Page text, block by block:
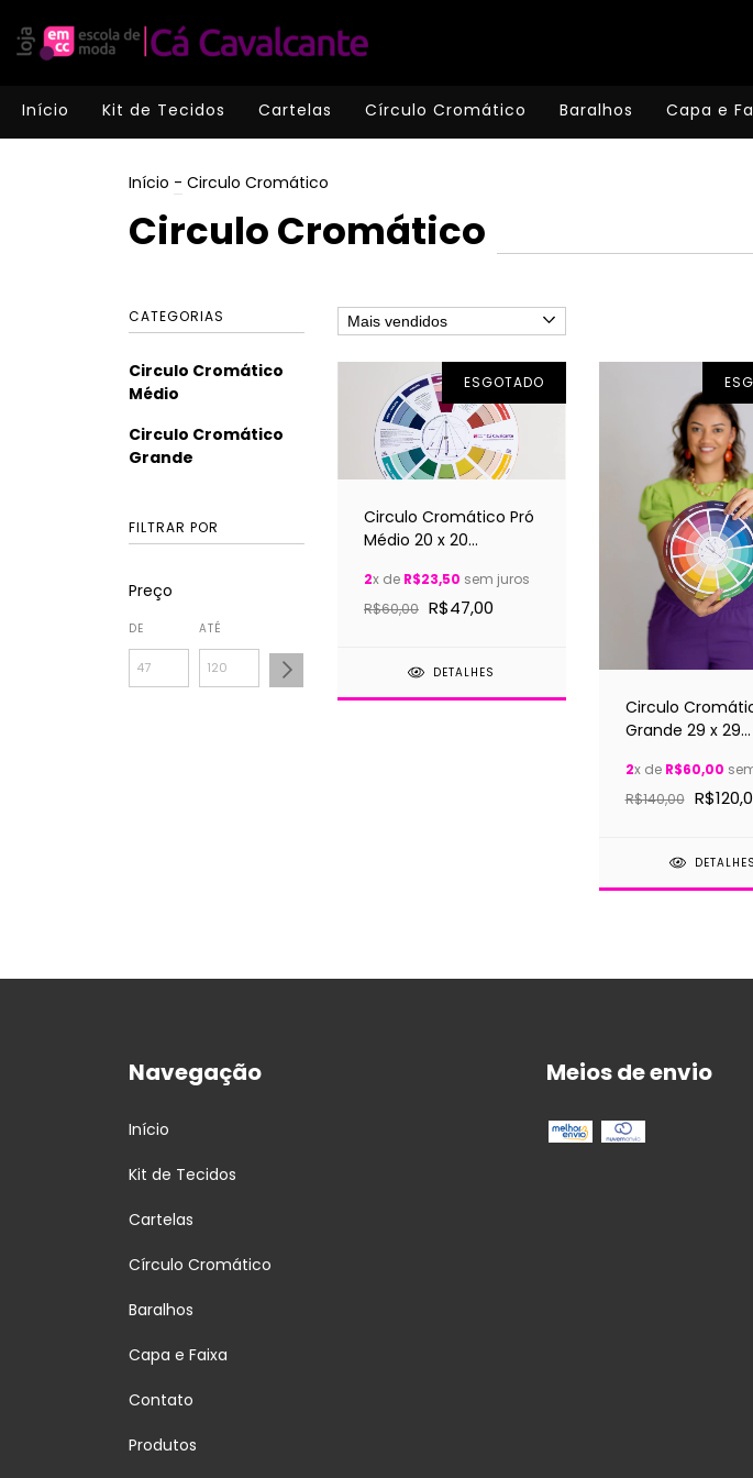
Início Kit de Tecidos Cartelas Círculo Cromático Baralhos Capa e
Início - Circulo Cromático
Circulo Cromático
CATEGORIAS
Circulo Cromático
Médio
Circulo Cromático
Grande
FILTRAR POR
Preço
DE ATÉ
ESGOTADO
Circulo Cromático Pró
Médio 20 x 20
suporte para circulo
cromático
2x de R$23,50 sem juros
R$60,00 R$47,00
DETALHES
Circulo
Grande 29 x 29
suporte para
cromático
2x de R$60,00
R$140,00
DETALHES
Navegação
Início
Kit de Tecidos
Cartelas
Círculo Cromático
Baralhos
Capa e Faixa
Contato
Produtos
Meios de envio